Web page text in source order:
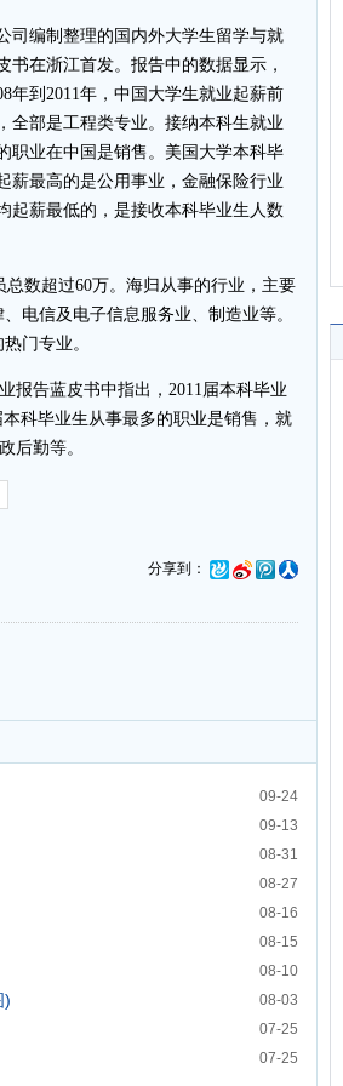
司编制整理的国内外大学生留学与就
书在浙江首发。报告中的数据显示，
年到2011年，中国大学生就业起薪前
全部是工程类专业。接纳本科生就业
职业在中国是销售。美国大学本科毕
薪最高的是公用事业，金融保险行业
起薪最低的，是接收本科毕业生人数
数超过60万。海归从事的行业，主要
电信及电子信息服务业、制造业等。
门专业。
报告蓝皮书中指出，2011届本科毕业
科毕业生从事最多的职业是销售，就
后勤等。
分享到：
09-24
09-13
08-31
08-27
08-16
08-15
08-10
08-03
)
07-25
07-25